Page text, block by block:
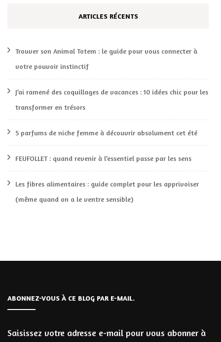
ARTICLES RÉCENTS
Trouver son Animal Totem : le guide pour vous connecter à
votre pouvoir instinctif
J’ai ramené des coquillages de vacances : 10 idées chic pour les
transformer en trésors
5 parfums de niche femme à découvrir absolument cet été
FEUFOLLET : quand revenir à l’essentiel passe par les sens
Les fibres alimentaires : guide complet pour les apprivoiser
(même quand on a le ventre sensible)
ABONNEZ-VOUS À CE BLOG PAR E-MAIL.
Saisissez votre adresse e-mail pour vous abonner à